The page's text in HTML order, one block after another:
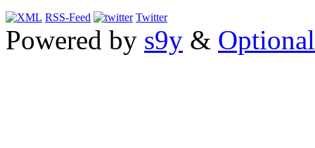
RSS-Feed Twitter
Powered by s9y &